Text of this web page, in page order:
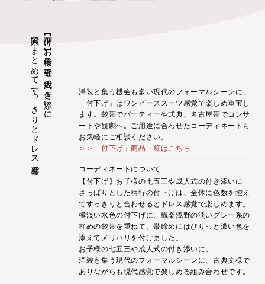
【付下げ】お子様の七五三や成人式の付き添いに
同系でまとめてすっきりとドレス感覚で
洋装と集う機会も多い現代のフォーマルシーンに、
「付下げ」はワンピーススーツ感覚で楽しめ重宝し
ます。袋帯でパーティーや式典、名古屋帯でコンサ
ートや観劇へ。ご用途に合わせたコーディネートも
お気軽にご相談ください。
＞＞「付下げ」商品一覧はこちら
コーディネートについて
【付下げ】お子様の七五三や成人式の付き添いに
さっぱりとした柄行の付下げは、全体に色数を控え
てすっきりと合わせるとドレス感覚で楽しめます。
極淡い水色の付下げに、織楽浅野の淡いグレー系の
軽めの袋帯を重ねて。帯締めにはぴりっと濃い色を
添えてメリハリを付けました。
お子様の七五三や成人式の付き添いに。
洋装も集う現代のフォーマルシーンに、古典文様で
ありながらも現代感覚で楽しめる組み合わせです。